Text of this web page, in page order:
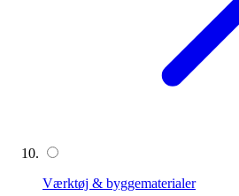
Værktøj & byggematerialer